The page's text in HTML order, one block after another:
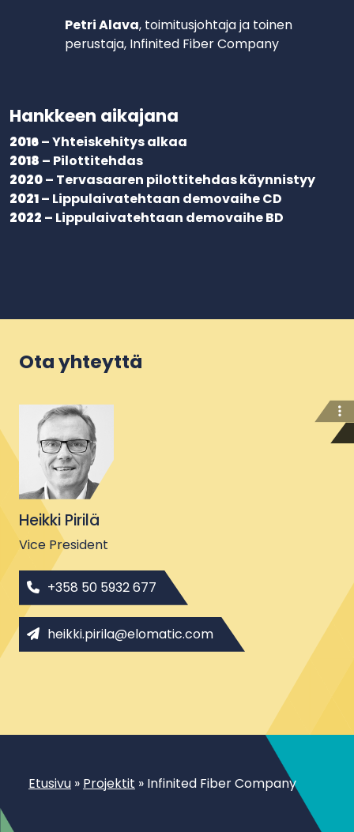
Petri Alava, toimitusjohtaja ja toinen
perustaja, Infinited Fiber Company
Hankkeen aikajana
2016– Yhteiskehitys alkaa
2018 – Pilottitehdas
2020– Tervasaaren pilottitehdas käynnistyy
2021– Lippulaivatehtaan demovaihe CD
2022 – Lippulaivatehtaan demovaihe BD
Ota yhteyttä
Heikki Pirilä
Vice President
+358 50 5932 677
heikki.pirila@elomatic.com
Etusivu » Projektit » Infinited Fiber Company